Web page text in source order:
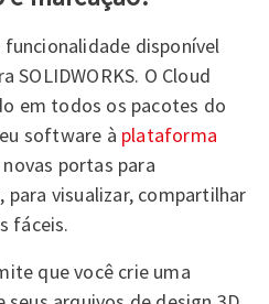
disponível
SOLIDWORKS. O Cloud
em todos os pacotes do
software à plataforma
portas para
visualizar, compartilhar
fáceis.
que você crie uma